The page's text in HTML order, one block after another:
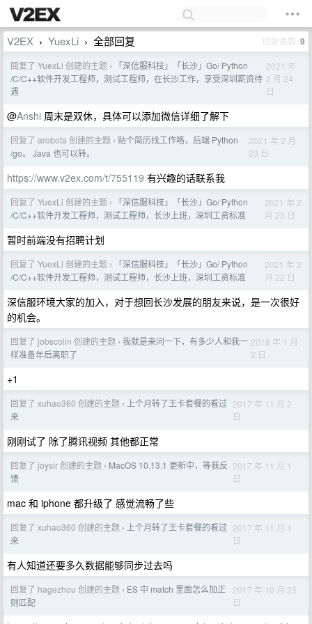
V2EX › YuexLi › 全部回复 回复总数 9
回复了 YuexLi 创建的主题 ›
「深信服科技」「长沙」Go/ Python
/C/C++软件开发工程师，测试工程师，在长沙工作，享受深圳薪资待
遇
2021 年
2 月 24
日
@Anshi 周末是双休，具体可以添加微信详细了解下
回复了 arobota 创建的主题 › 贴个简历找工作咯，后端 Python
/go。 Java 也可以转。
2021 年 2 月
23 日
https://www.v2ex.com/t/755119 有兴趣的话联系我
回复了 YuexLi 创建的主题 ›
「深信服科技」「长沙」Go/ Python
/C/C++软件开发工程师，测试工程师，长沙上班，深圳工资标准
2021 年 2
月 23 日
暂时前端没有招聘计划
回复了 YuexLi 创建的主题 ›
「深信服科技」「长沙」Go/ Python
/C/C++软件开发工程师，测试工程师，长沙上班，深圳工资标准
2021 年 2
月 22 日
深信服环境大家的加入，对于想回长沙发展的朋友来说，是一次很好
的机会。
回复了 jobscolin 创建的主题 › 我就是来问一下，有多少人和我一
样准备年后离职了
2018 年 1 月
2 日
+1
回复了 xuhao360 创建的主题 ›
上个月转了王卡套餐的看过
来
2017 年 11 月 2
日
刚刚试了 除了腾讯视频 其他都正常
回复了 joysir 创建的主题 › MacOS 10.13.1 更新中，等我反
馈
2017 年 11 月 1
日
mac 和 iphone 都升级了 感觉流畅了些
回复了 xuhao360 创建的主题 ›
上个月转了王卡套餐的看过
来
2017 年 11 月 1
日
有人知道还要多久数据能够同步过去吗
回复了 hagezhou 创建的主题 › ES 中 match 里面怎么加正
则匹配
2017 年 10 月 25
日